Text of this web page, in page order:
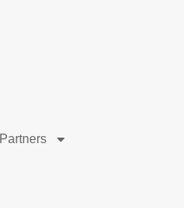
Partners